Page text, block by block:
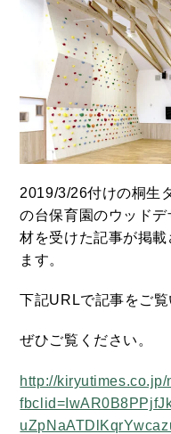
2019/3/26付けの桐生
の台保育園のウッド
材を受けた記事が掲
ます。
下記URLで記事をご覧
ぜひご覧ください。
http://kiryutimes.co.jp/